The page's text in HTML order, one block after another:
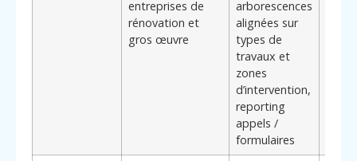
entreprises de
rénovation et
gros œuvre
arborescences
alignées sur
types de
travaux et
zones
d’intervention,
reporting
appels /
formulaires